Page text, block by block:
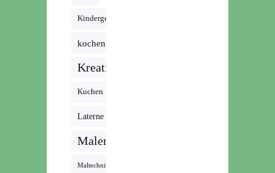
Kindergeburtstag
kochen
Kreativ
Kuchen
Laterne
Malen
Maltechnik